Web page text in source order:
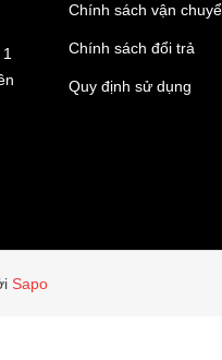
Chính sách vận
Chính sách đổi trả
Quy định sử dụng
Sapo